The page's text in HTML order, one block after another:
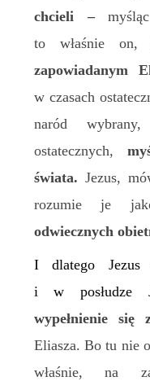
chcieli –
to właśnie on,
zapowiadanym
w czasach
naród
ostatecznych,
świata. Jezus,
rozumie je
odwiecznych
I dlatego Jezus
i w posłudze
wypełnienie się
Eliasza. Bo tu nie
właśnie, na